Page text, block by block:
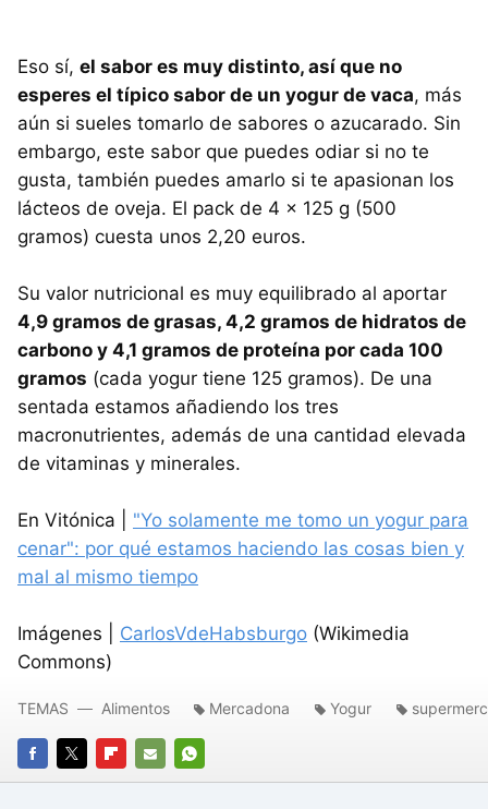
Eso sí, el sabor es muy distinto, así que no
esperes el típico sabor de un yogur de vaca, más
aún si sueles tomarlo de sabores o azucarado. Sin
embargo, este sabor que puedes odiar si no te
gusta, también puedes amarlo si te apasionan los
lácteos de oveja. El pack de 4 x 125 g (500
gramos) cuesta unos 2,20 euros.
Su valor nutricional es muy equilibrado al aportar
4,9 gramos de grasas, 4,2 gramos de hidratos de
carbono y 4,1 gramos de proteína por cada 100
gramos (cada yogur tiene 125 gramos). De una
sentada estamos añadiendo los tres
macronutrientes, además de una cantidad elevada
de vitaminas y minerales.
En Vitónica | "Yo solamente me tomo un yogur para
cenar": por qué estamos haciendo las cosas bien y
mal al mismo tiempo
Imágenes | CarlosVdeHabsburgo (Wikimedia
Commons)
FACEBOOK
TWITTERFLIPBOARD
E-
WHATSAPP
TEMAS Alimentos Mercadona Yogur